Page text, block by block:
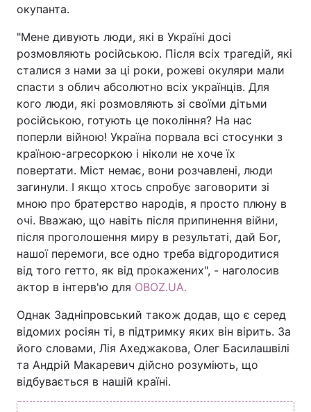
окупанта.
"Мене дивують люди, які в Україні досі
розмовляють російською. Після всіх трагедій, які
сталися з нами за ці роки, рожеві окуляри мали
спасти з облич абсолютно всіх українців. Для
кого люди, які розмовляють зі своїми дітьми
російською, готують це покоління? На нас
поперли війною! Україна порвала всі стосунки з
країною-агресоркою і ніколи не хоче їх
повертати. Міст немає, вони розчавлені, люди
загинули. І якщо хтось спробує заговорити зі
мною про братерство народів, я просто плюну в
очі. Вважаю, що навіть після припинення війни,
після проголошення миру в результаті, дай Бог,
нашої перемоги, все одно треба відгородитися
від того гетто, як від прокажених", - наголосив
актор в інтерв'ю для OBOZ.UA.
Однак Задніпровський також додав, що є серед
відомих росіян ті, в підтримку яких він вірить. За
його словами, Лія Ахеджакова, Олег Басилашвілі
та Андрій Макаревич дійсно розуміють, що
відбувається в нашій країні.